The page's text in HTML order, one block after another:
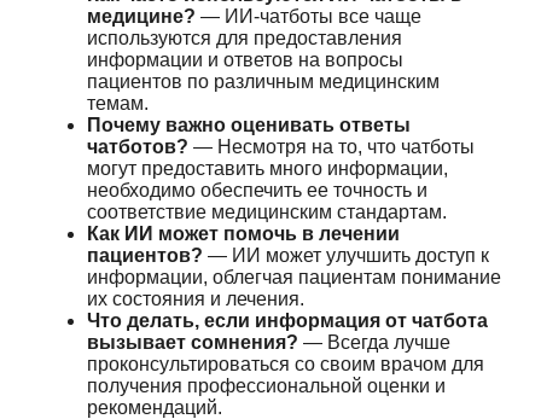
медицине? — ИИ-чатботы все чаще
используются для предоставления
информации и ответов на вопросы
пациентов по различным медицинским
темам.
Почему важно оценивать ответы
чатботов? — Несмотря на то, что чатботы
могут предоставить много информации,
необходимо обеспечить ее точность и
соответствие медицинским стандартам.
Как ИИ может помочь в лечении
пациентов? — ИИ может улучшить доступ к
информации, облегчая пациентам понимание
их состояния и лечения.
Что делать, если информация от чатбота
вызывает сомнения? — Всегда лучше
проконсультироваться со своим врачом для
получения профессиональной оценки и
рекомендаций.